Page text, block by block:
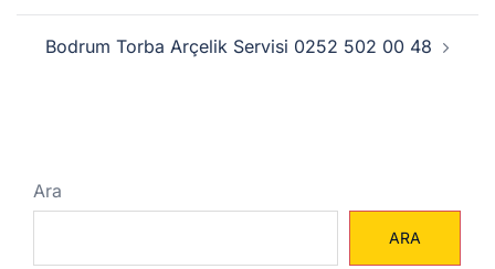
Bodrum Torba Arçelik Servisi 0252 502 00 48
Ara
ARA